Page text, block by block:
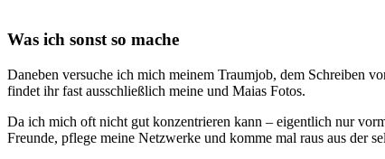
Was ich sonst so mache
Daneben versuche ich mich meinem Traumjob, dem Schreiben
findet ihr fast ausschließlich meine und Maias Fotos.
Da ich mich oft nicht gut konzentrieren kann – eigentlich nur
Freunde, pflege meine Netzwerke und komme mal raus aus der